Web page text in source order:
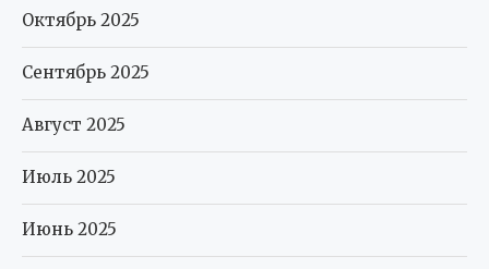
Октябрь 2025
Сентябрь 2025
Август 2025
Июль 2025
Июнь 2025